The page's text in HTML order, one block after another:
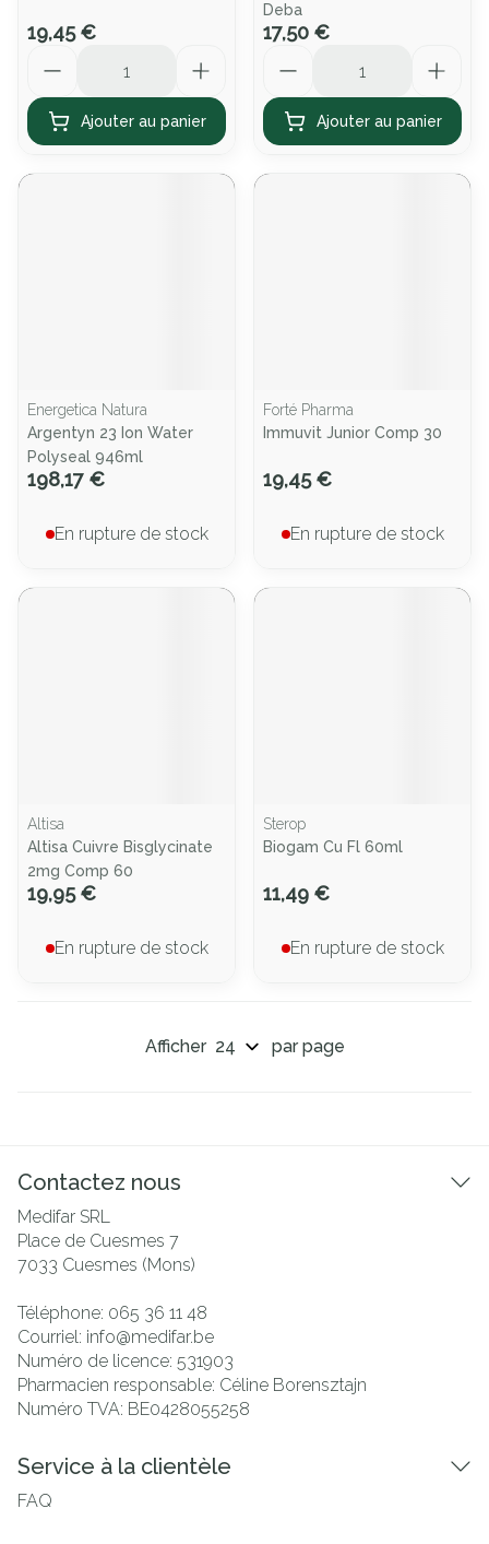
19,45 €
Ajouter au panier
Deba
17,50 €
Ajouter au panier
Energetica Natura
Argentyn 23 Ion Water
Polyseal 946ml
198,17 €
En rupture de stock
Forté Pharma
Immuvit Junior Comp 30
19,45 €
En rupture de stock
Altisa
Altisa Cuivre Bisglycinate
2mg Comp 60
19,95 €
En rupture de stock
Sterop
Biogam Cu Fl 60ml
11,49 €
En rupture de stock
Afficher par page
Contactez nous
Medifar SRL
Place de Cuesmes 7
7033 Cuesmes (Mons)
Téléphone: 065 36 11 48
Courriel: info@medifar.be
Numéro de licence: 531903
Pharmacien responsable: Céline Borensztajn
Numéro TVA: BE0428055258
Service à la clientèle
FAQ